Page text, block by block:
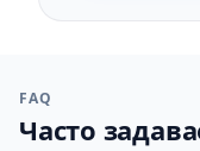
FAQ
Часто